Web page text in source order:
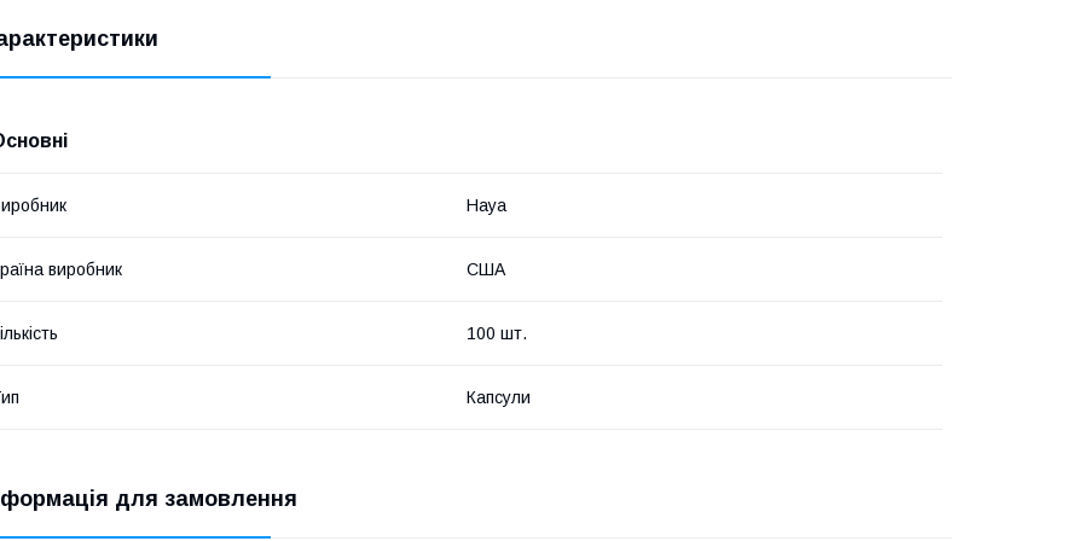
Haya
виробник США
100 шт.
Капсули
для замовлення